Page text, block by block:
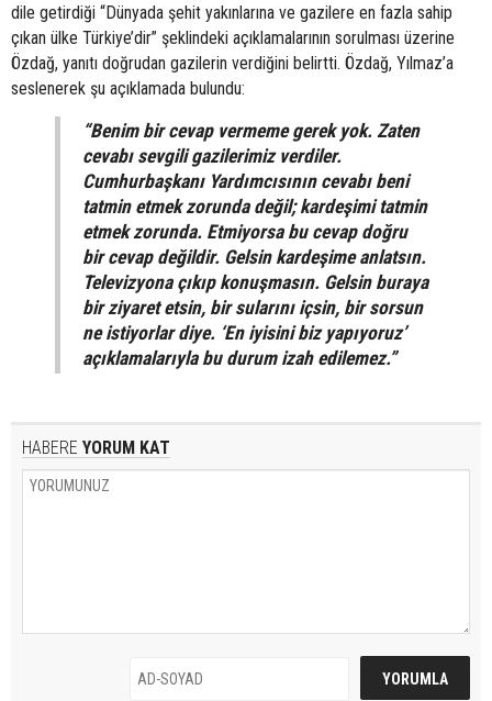
dile getirdiği “Dünyada şehit yakınlarına ve gazilere en fazla sahip
çıkan ülke Türkiye’dir” şeklindeki açıklamalarının sorulması üzerine
Özdağ, yanıtı doğrudan gazilerin verdiğini belirtti. Özdağ, Yılmaz’a
seslenerek şu açıklamada bulundu:
“Benim bir cevap vermeme gerek yok. Zaten
cevabı sevgili gazilerimiz verdiler.
Cumhurbaşkanı Yardımcısının cevabı beni
tatmin etmek zorunda değil; kardeşimi tatmin
etmek zorunda. Etmiyorsa bu cevap doğru
bir cevap değildir. Gelsin kardeşime anlatsın.
Televizyona çıkıp konuşmasın. Gelsin buraya
bir ziyaret etsin, bir sularını içsin, bir sorsun
ne istiyorlar diye. ‘En iyisini biz yapıyoruz’
açıklamalarıyla bu durum izah edilemez.”
HABERE YORUM KAT